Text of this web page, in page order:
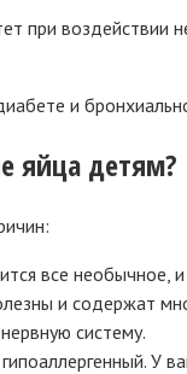
при воздействии
и
яйца детям?
все необычное,
и содержат
систему.
У